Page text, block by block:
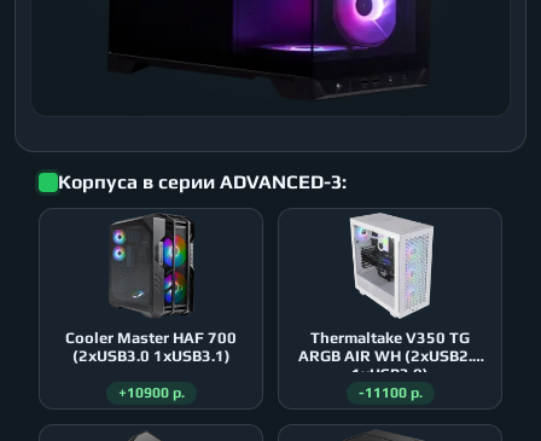
Корпуса в серии ADVANCED-3:
Cooler Master HAF 700
(2xUSB3.0 1xUSB3.1)
+10900 р.
Thermaltake V350 TG
ARGB AIR WH (2xUSB2.0
1xUSB3.0)
-11100 р.